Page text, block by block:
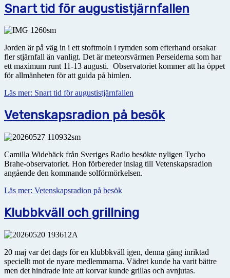
Snart tid för augustistjärnfallen
Jorden är på väg in i ett stoftmoln i rymden som efterhand orsakar
fler stjärnfall än vanligt. Det är meteorsvärmen Perseiderna som har
ett maximum runt 11-13 augusti. Observatoriet kommer att ha öppet
för allmänheten för att guida på himlen.
Läs mer: Snart tid för augustistjärnfallen
Vetenskapsradion på besök
Camilla Widebäck från Sveriges Radio besökte nyligen Tycho
Brahe-observatoriet. Hon förbereder inslag till Vetenskapsradion
angående den kommande solförmörkelsen.
Läs mer: Vetenskapsradion på besök
Klubbkväll och grillning
20 maj var det dags för en klubbkväll igen, denna gång inriktad
speciellt mot de nyare medlemmarna. Vädret kunde ha varit bättre
men det hindrade inte att korvar kunde grillas och avnjutas.